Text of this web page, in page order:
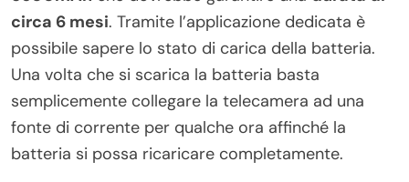
circa 6 mesi. Tramite l’applicazione dedicata è
possibile sapere lo stato di carica della batteria.
Una volta che si scarica la batteria basta
semplicemente collegare la telecamera ad una
fonte di corrente per qualche ora affinché la
batteria si possa ricaricare completamente.